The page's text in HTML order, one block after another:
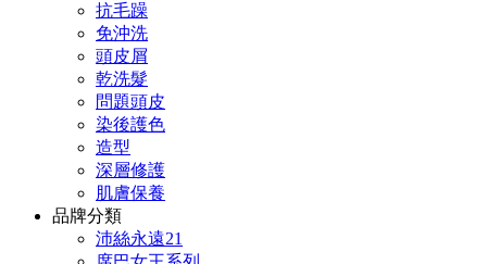
抗毛躁
免沖洗
頭皮屑
乾洗髮
問題頭皮
染後護色
造型
深層修護
肌膚保養
品牌分類
沛絲永遠21